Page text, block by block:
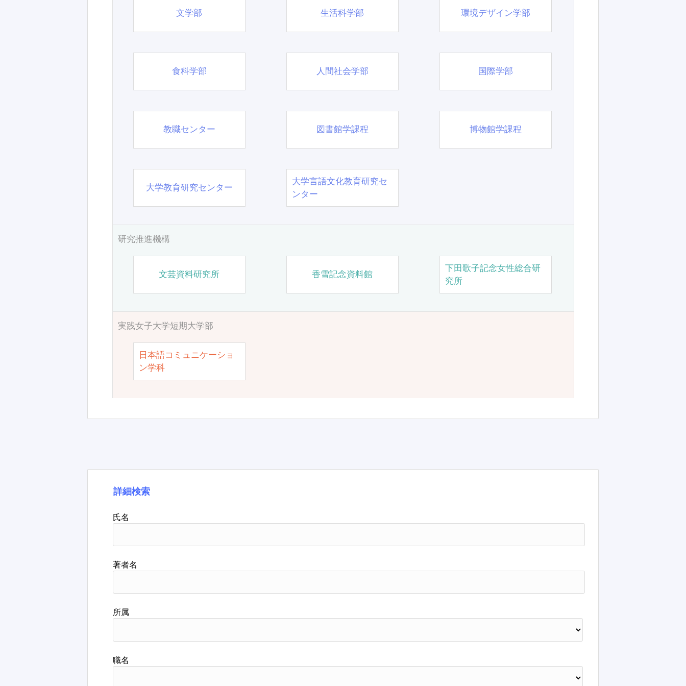
文学部 生活科学部 環境デザイン学部
食科学部 人間社会学部 国際学部
教職センター 図書館学課程 博物館学課程
大学教育研究センター
大学言語文化教育研究セ
ンター
研究推進機構
文芸資料研究所 香雪記念資料館
下田歌子記念女性総合研
究所
実践女子大学短期大学部
日本語コミュニケーショ
ン学科
詳細検索
氏名
著者名
所属
職名